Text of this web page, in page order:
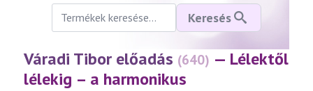
Keresés
következőre:
Keresés
Váradi Tibor előadás (640) — Lélektől
lélekig – a harmonikus